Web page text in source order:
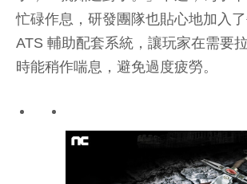
忙碌作息，研發團隊也貼心地加入
ATS 輔助配套系統，讓玩家在需要
時能稍作喘息，避免過度疲勞。